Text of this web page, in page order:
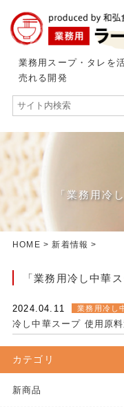
業務用スープ・タレを
売れる開発
「業務用冷
HOME >新着情報 >
「業務用冷し中華
2024.04.11 業務用冷し
冷し中華スープ 使用原
カテゴリ
新商品